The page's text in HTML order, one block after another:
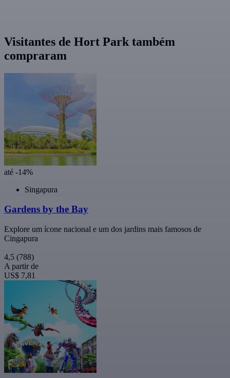
Visitantes de Hort Park também
compraram
até -14%
Singapura
Gardens by the Bay
Explore um ícone nacional e um dos jardins mais famosos de
Cingapura
4,5 (788)
A partir de
US$ 7,81